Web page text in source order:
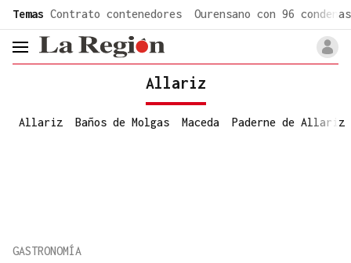
Temas Contrato contenedores Ourensano con 96 condenas
header.menu.open
Allariz
Allariz Baños de Molgas Maceda Paderne de Allariz
GASTRONOMÍA